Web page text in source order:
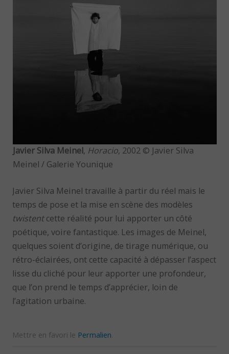
Javier Silva Meinel, Horacio, 2002 © Javier Silva
Meinel / Galerie Younique
Javier Silva Meinel travaille à partir du réel mais le
temps de pose et la mise en scène des modèles
twistentcette réalité pour lui apporter un côté
poétique, voire fantastique. Les images de Meinel,
quelques soient d’origine, de tirage numérique, ou
rétro-éclairées, ont cette capacité à dépasser l’aspect
lisse du cliché pour leur apporter une profondeur,
que l’on prend le temps d’apprécier, loin de
l’agitation urbaine.
Mettre en favori le Permalien.